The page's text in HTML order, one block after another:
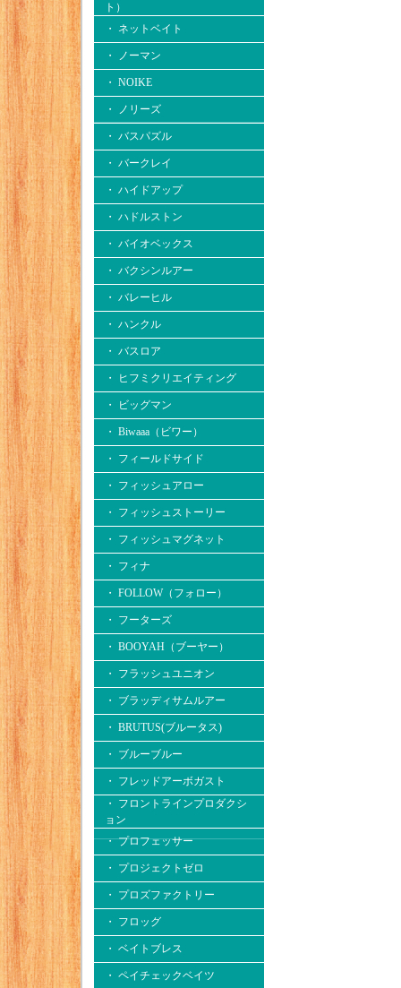
ト）
・ ネットベイト
・ ノーマン
・ NOIKE
・ ノリーズ
・ バスパズル
・ バークレイ
・ ハイドアップ
・ ハドルストン
・ バイオベックス
・ バクシンルアー
・ バレーヒル
・ ハンクル
・ バスロア
・ ヒフミクリエイティング
・ ビッグマン
・ Biwaaa（ビワー）
・ フィールドサイド
・ フィッシュアロー
・ フィッシュストーリー
・ フィッシュマグネット
・ フィナ
・ FOLLOW（フォロー）
・ フーターズ
・ BOOYAH（ブーヤー）
・ フラッシュユニオン
・ ブラッディサムルアー
・ BRUTUS(ブルータス)
・ ブルーブルー
・ フレッドアーボガスト
・ フロントラインプロダクシ
ョン
・ プロフェッサー
・ プロジェクトゼロ
・ プロズファクトリー
・ フロッグ
・ ベイトブレス
・ ペイチェックベイツ